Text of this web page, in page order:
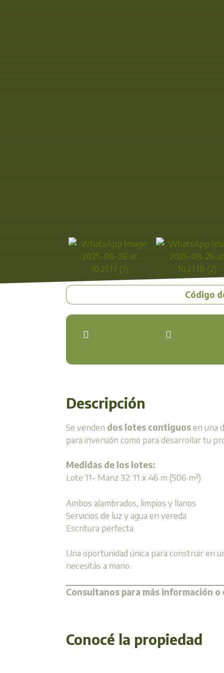
Código
Descripción
Se venden dos lotes contiguosen una
para inversión como para desarrollar tu
Medidas de los lotes:
Lote 11- Manz 32: 11 x 46 m (506 m²)
Ambos alambrados, limpios y llanos
Servicios de luz y agua en vereda
Escritura perfecta
Una oportunidad única para construir en
necesitás a mano.
Consultanos para más información
Conocé la propiedad